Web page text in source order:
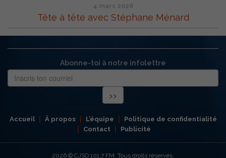
4 mars 2026
Tête à tête avec Stéphane Ménard
Abonne-toi à notre infolettre
Accueil À propos L’équipe
Politique de confidentialité
Contact
Publicité
2026 © CJSO 101,7 FM. Tous droits réservés.